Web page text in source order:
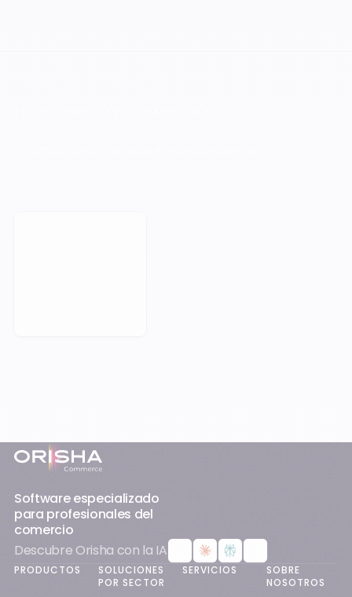
Pie de página
Software especializado
para profesionales del
comercio
Descubre Orisha con la IA
PRODUCTOS
SOLUCIONES
POR SECTOR
SERVICIOS
SOBRE
NOSOTROS